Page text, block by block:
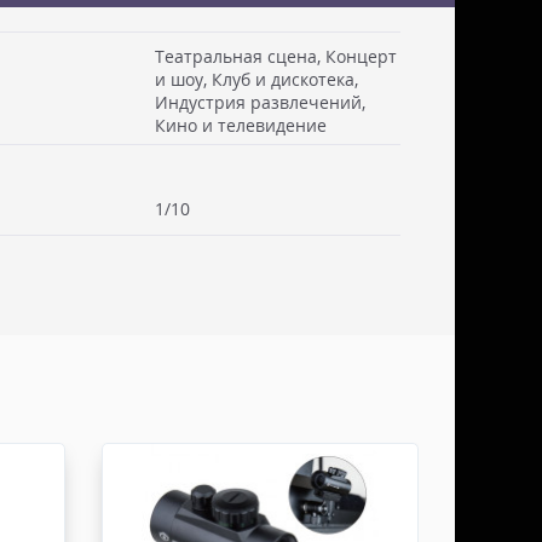
см. Стоимость доставки включаем в товар.
от суммы заказа не менее 50.000 руб,
не более 100х100х80 см. Заявку оформляет
быть приложена доверенность. Документы
Театральная сцена, Концерт
и шоу, Клуб и дискотека,
Индустрия развлечений,
Кино и телевидение
1/10